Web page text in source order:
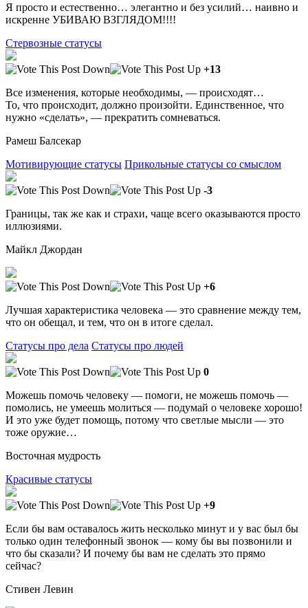
Я просто и естественно… элегантно и без усилий… наивно и
искренне УБИВАЮ ВЗГЛЯДОМ!!!!
Стервозные статусы
+13
Все изменения, которые необходимы, — происходят…
То, что происходит, должно произойти. Единственное, что
нужно «сделать», — прекратить сомневаться.
Рамеш Балсекар
Мотивирующие статусы Прикольные статусы со смыслом
-3
Границы, так же как и страхи, чаще всего оказываются просто
иллюзиями.
Майкл Джордан
+6
Лучшая характеристика человека — это сравнение между тем,
что он обещал, и тем, что он в итоге сделал.
Статусы про дела Статусы про людей
0
Можешь помочь человеку — помоги, не можешь помочь —
помолись, не умеешь молиться — подумай о человеке хорошо!
И это уже будет помощь, потому что светлые мысли — это
тоже оружие…
Восточная мудрость
Красивые статусы
+9
Если бы вам оставалось жить несколько минут и у вас был бы
только один телефонный звонок — кому бы вы позвонили и
что бы сказали? И почему бы вам не сделать это прямо
сейчас?
Стивен Левин